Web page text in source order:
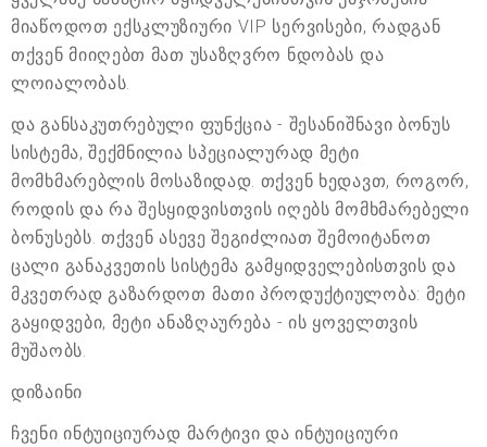
მიაწოდოთ ექსკლუზიური VIP სერვისები, რადგან
თქვენ მიიღებთ მათ უსაზღვრო ნდობას და
ლოიალობას.
და განსაკუთრებული ფუნქცია - შესანიშნავი ბონუს
სისტემა, შექმნილია სპეციალურად მეტი
მომხმარებლის მოსაზიდად. თქვენ ხედავთ, როგორ,
როდის და რა შესყიდვისთვის იღებს მომხმარებელი
ბონუსებს. თქვენ ასევე შეგიძლიათ შემოიტანოთ
ცალი განაკვეთის სისტემა გამყიდველებისთვის და
მკვეთრად გაზარდოთ მათი პროდუქტიულობა: მეტი
გაყიდვები, მეტი ანაზღაურება - ის ყოველთვის
მუშაობს.
დიზაინი
ჩვენი ინტუიციურად მარტივი და ინტუიციური